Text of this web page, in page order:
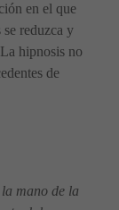
en el que
se reduzca y
hipnosis no
de
mano de la